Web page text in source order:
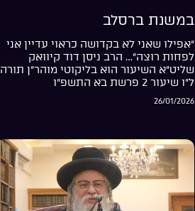
במשנת ברסלב
“אפילו שאני לא בקדושה כראוי עדיין אני
לפחות רוצה”… הרב ניסן דוד קיוואק
שליט”א השיעור הוא בליקוטי מוהר”ן תורה
ל”ו שיעור 2 פרשת בא התשפ”ו
26/01/2026